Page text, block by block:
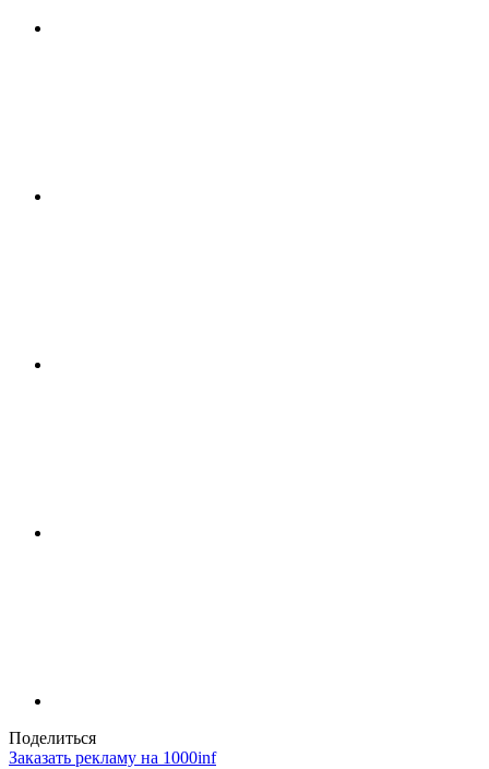
Поделиться
Заказать рекламу на 1000inf